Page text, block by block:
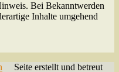
Bei Bekanntwerden
Inhalte umgehend
Seite erstellt und betreut